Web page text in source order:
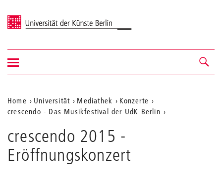
Universität der Künste Berlin
Navigation &
Suche
Navigation
ein-/ausblenden
Aktuelle
Position
auf
der
Webseite
Home Universität Mediathek
Konzerte
crescendo - Das Musikfestival der UdK Berlin
crescendo 2015 -
Eröffnungskonzert